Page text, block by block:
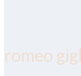
romeo